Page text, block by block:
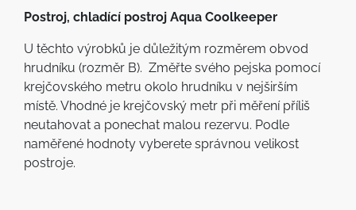
Postroj, chladící postroj Aqua Coolkeeper
U těchto výrobků je důležitým rozměrem obvod
hrudníku (rozměr B). Změřte svého pejska pomocí
krejčovského metru okolo hrudníku v nejširším
místě. Vhodné je krejčovský metr při měření příliš
neutahovat a ponechat malou rezervu. Podle
naměřené hodnoty vyberete správnou velikost
postroje.